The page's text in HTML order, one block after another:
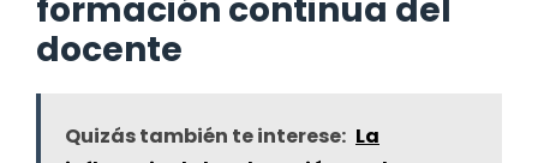
formación continua del
docente
Quizás también te interese: La